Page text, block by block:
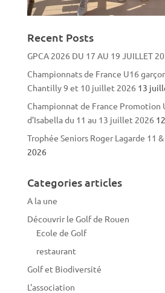
Recent Posts
GPCA 2026 DU 17 AU 19 JUILLET
Championnats de France U16
Chantilly 9 et 10 juillet 2026 13
Championnat de France Promotion
d’Isabella du 11 au 13 juillet 2026
Trophée Seniors Roger Lagarde 11
2026
Categories articles
A la une
Découvrir le Golf de Rouen
Ecole de Golf
restaurant
Golf et Biodiversité
L'association